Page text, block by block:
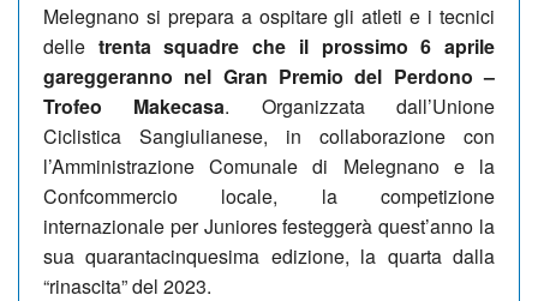
Melegnano si prepara a ospitare gli atleti e i tecnici
delle trenta squadre che il prossimo 6 aprile
gareggeranno nel Gran Premio del Perdono –
Trofeo Makecasa. Organizzata dall’Unione
Ciclistica Sangiulianese, in collaborazione con
l’Amministrazione Comunale di Melegnano e la
Confcommercio locale, la competizione
internazionale per Juniores festeggerà quest’anno la
sua quarantacinquesima edizione, la quarta dalla
“rinascita” del 2023.